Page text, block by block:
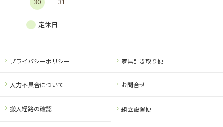
定休日
組立設置便
プライバシーポリシー 家具引き取り便
入力不具合について お問合せ
搬入経路の確認